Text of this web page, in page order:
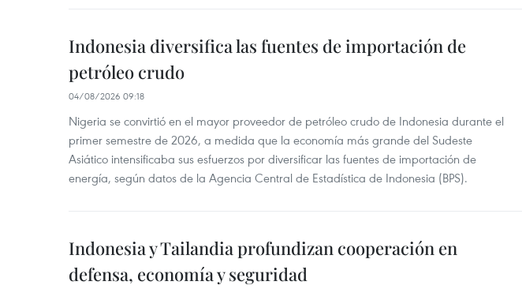
Indonesia diversifica las fuentes de importación de
petróleo crudo
04/08/2026 09:18
Nigeria se convirtió en el mayor proveedor de petróleo crudo de Indonesia durante el
primer semestre de 2026, a medida que la economía más grande del Sudeste
Asiático intensificaba sus esfuerzos por diversificar las fuentes de importación de
energía, según datos de la Agencia Central de Estadística de Indonesia (BPS).
Indonesia y Tailandia profundizan cooperación en
defensa, economía y seguridad